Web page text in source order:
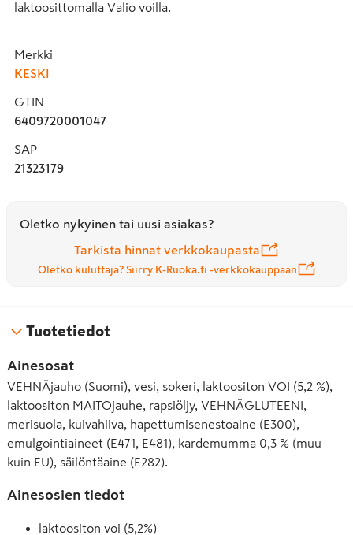
laktoosittomalla Valio voilla.
Merkki
KESKI
GTIN
6409720001047
SAP
21323179
Oletko nykyinen tai uusi asiakas?
Tarkista hinnat verkkokaupasta
Oletko kuluttaja? Siirry K-Ruoka.fi -verkkokauppaan
Tuotetiedot
Ainesosat
VEHNÄjauho (Suomi), vesi, sokeri, laktoositon VOI (5,2 %),
laktoositon MAITOjauhe, rapsiöljy, VEHNÄGLUTEENI,
merisuola, kuivahiiva, hapettumisenestoaine (E300),
emulgointiaineet (E471, E481), kardemumma 0,3 % (muu
kuin EU), säilöntäaine (E282).
Ainesosien tiedot
laktoositon voi (5,2%)